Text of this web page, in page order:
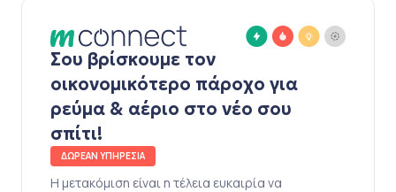
Σου βρίσκουμε τον
οικονομικότερο πάροχο για
ρεύμα & αέριο στο νέο σου
σπίτι!
ΔΩΡΕΑΝ ΥΠΗΡΕΣΙΑ
Η μετακόμιση είναι η τέλεια ευκαιρία να